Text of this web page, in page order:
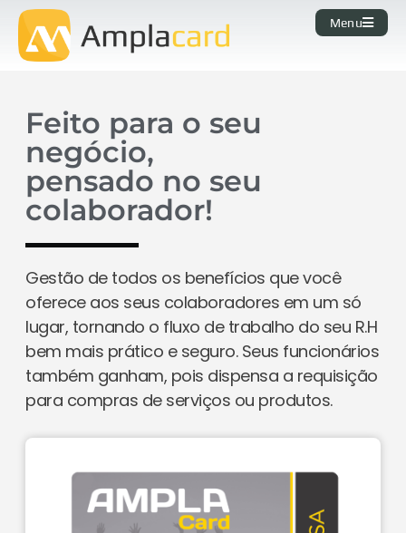
Menu
Feito para o seu
negócio,
pensado no seu
colaborador!
Gestão de todos os benefícios que você
oferece aos seus colaboradores em um só
lugar, tornando o fluxo de trabalho do seu R.H
bem mais prático e seguro. Seus funcionários
também ganham, pois dispensa a requisição
para compras de serviços ou produtos.